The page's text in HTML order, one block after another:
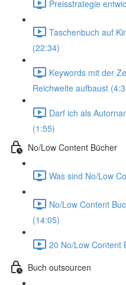
Preisstrategie
Taschenbuch auf
(22:34)
Keywords mit der
Reichweite aufbaust
Darf ich als
(1:55)
No/Low Content Bücher
Was sind No/Low
No/Low Content
(14:05)
20 No/Low Content
Buch outsourcen